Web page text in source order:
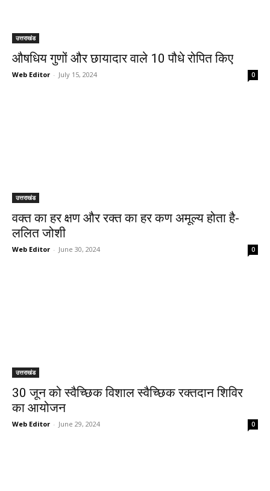
उत्तराखंड
औषधिय गुणों और छायादार वाले 10 पौधे रोपित किए
Web Editor - July 15, 2024 0
उत्तराखंड
वक्त का हर क्षण और रक्त का हर कण अमूल्य होता है-
ललित जोशी
Web Editor - June 30, 2024 0
उत्तराखंड
30 जून को स्वैच्छिक विशाल स्वैच्छिक रक्तदान शिविर
का आयोजन
Web Editor - June 29, 2024 0